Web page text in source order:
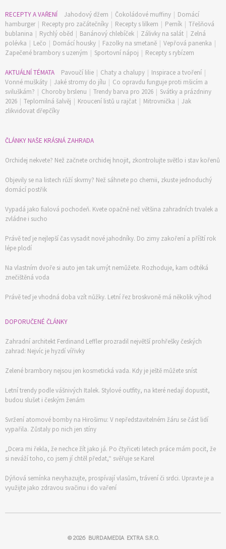
RECEPTY A VAŘENÍ Jahodový džem | Čokoládové muffiny | Domácí
hamburger | Recepty pro začátečníky | Recepty s lilkem | Perník | Třešňová
bublanina | Rychlý oběd | Banánový chlebíček | Zálivky na salát | Zelná
polévka | Lečo | Domácí housky | Fazolky na smetaně | Vepřová panenka |
Zapečené brambory s uzeným | Sportovní nápoj | Recepty s rybízem
AKTUÁLNÍ TÉMATA Pavoučí lilie | Chaty a chalupy | Inspirace a tvoření |
Vonné muškáty | Jaké stromy do jílu | Co opravdu funguje proti mšicím a
sviluškám? | Choroby brslenu | Trendy barva pro 2026 | Svátky a prázdniny
2026 | Teplomilná šalvěj | Kroucení listů u rajčat | Mitrovnička | Jak
zlikvidovat dřepčíky
ČLÁNKY NAŠE KRÁSNÁ ZAHRADA
Orchidej nekvete? Než začnete orchidej hnojit, zkontrolujte světlo i stav kořenů
Objevily se na listech růží skvrny? Než sáhnete po chemii, zkuste jednoduchý
domácí postřik
Vypadá jako fialová pochodeň. Kvete opačně než většina zahradních trvalek a
zvládne i sucho
Právě teď je nejlepší čas vysadit nové jahodníky. Do zimy zakoření a příští rok
lépe plodí
Na vlastním dvoře si auto jen tak umýt nemůžete. Rozhoduje, kam odtéká
znečištěná voda
Právě teď je vhodná doba vzít nůžky. Letní řez broskvoně má několik výhod
DOPORUČENÉ ČLÁNKY
Zahradní architekt Ferdinand Leffler prozradil největší prohřešky českých
zahrad: Nejvíc je hyzdí vířivky
Zelené brambory nejsou jen kosmetická vada. Kdy je ještě můžete sníst
Letní trendy podle vášnivých Italek. Stylové outfity, na které nedají dopustit,
budou slušet i českým ženám
Svržení atomové bomby na Hirošimu: V nepředstavitelném žáru se část lidí
vypařila. Zůstaly po nich jen stíny
„Dcera mi řekla, že nechce žít jako já. Po čtyřiceti letech práce mám pocit, že
si neváží toho, co jsem jí chtěl předat,“ svěřuje se Karel
Dýňová semínka nevyhazujte, prospívají vlasům, trávení či srdci. Upravte je a
využijte jako zdravou svačinu i do vaření
© 2026 BURDAMEDIA EXTRA S.R.O.